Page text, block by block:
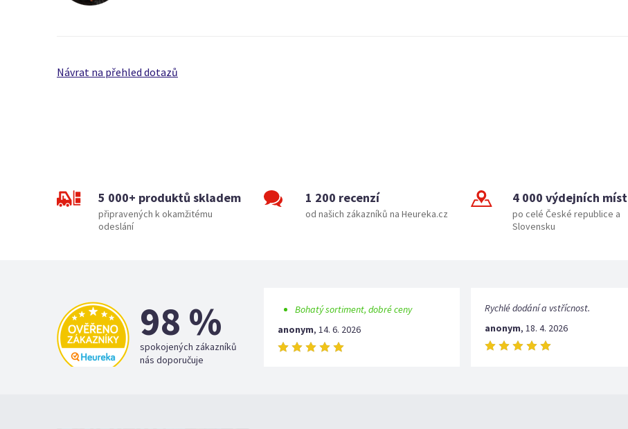
Návrat na přehled dotazů
5 000+ produktů skladem
připravených k okamžitému
odeslání
1 200 recenzí
od našich zákazníků na Heureka.cz
4 000 výdejních míst
po celé České republice a
Slovensku
98 %
spokojených zákazníků
nás doporučuje
Bohatý sortiment, dobré ceny
anonym, 14. 6. 2026
Rychlé dodání a vstřícnost.
anonym, 18. 4. 2026